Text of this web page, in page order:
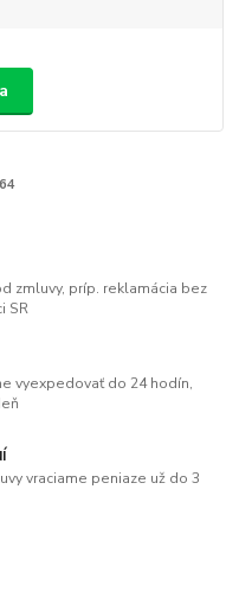
zmluvy, príp. reklamácia bez
SR
vyexpedovať do 24 hodín,
vraciame peniaze už do 3